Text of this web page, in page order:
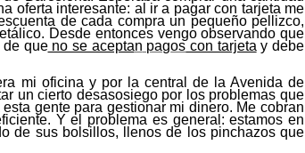
oferta interesante: al ir a pagar con tarjeta me
de cada compra un pequeño pellizco,
Desde entonces vengo observando que
de queno se aceptan pagoscon tarjeta y debe
mi oficina y por la central de la Avenida de
un cierto desasosiego por los problemas que
gente para gestionar mi dinero. Me cobran
Y el problema es general: estamos en
de sus bolsillos, llenos de los pinchazos que